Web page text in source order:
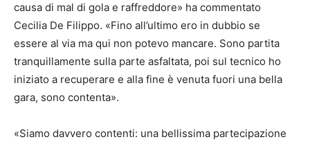
causa di mal di gola e raffreddore» ha commentato
Cecilia De Filippo. «Fino all’ultimo ero in dubbio se
essere al via ma qui non potevo mancare. Sono partita
tranquillamente sulla parte asfaltata, poi sul tecnico ho
iniziato a recuperare e alla fine è venuta fuori una bella
gara, sono contenta».
«Siamo davvero contenti: una bellissima partecipazione